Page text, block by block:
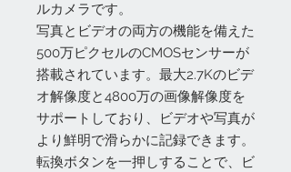
ルカメラです。
写真とビデオの両方の機能を備えた
500万ピクセルのCMOSセンサーが
搭載されています。最大2.7Kのビデ
オ解像度と4800万の画像解像度を
サポートしており、ビデオや写真が
より鮮明で滑らかに記録できます。
転換ボタンを一押しすることで、ビ